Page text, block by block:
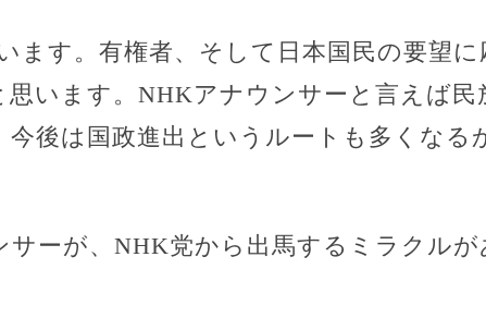
ます。有権者、そして日本国民の要望
います。NHKアナウンサーと言えば民
後は国政進出というルートも多くなる
ーが、NHK党から出馬するミラクルが